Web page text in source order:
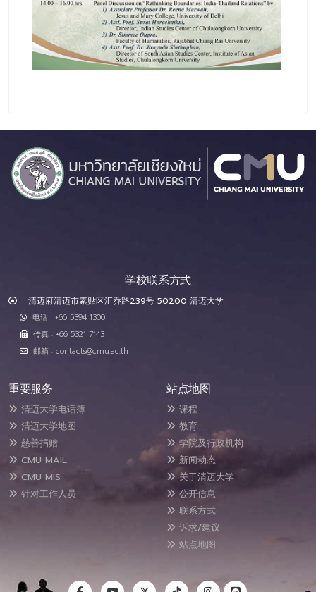
学校联系方式
清迈府清迈市素贴区汇乔路239号 50200 清迈大学
电话 : +66 5394 1300
传真 : +66 5321 7143
邮箱 : contacts@cmu.ac.th
重要服务
清迈大学电话簿
清迈大学地图
慈善捐赠
CMU MAIL
CMU MIS
针对工作人员
站点地图
课程
教育
学院及行政机构
新闻动态
关于清迈大学
公开信息
联系方式
诉求/建议
站点地图